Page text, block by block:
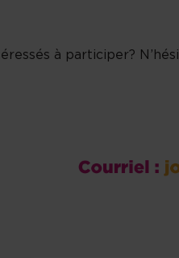
à participer?